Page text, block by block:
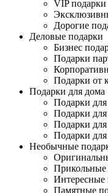
VIP подарки
Дорогие
Деловые подарки
Бизнес
Подарки
Подарки от
Подарки для дома
Подарки для
Подарки
Подарки
Подарки для
Необычные
Прикольные
Интересные
Памятные